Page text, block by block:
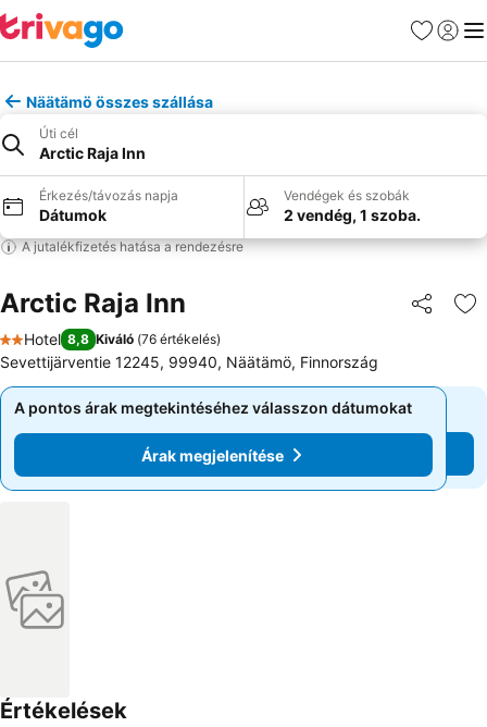
Kedvencek
Näätämö összes szállása
Úti cél
Arctic Raja Inn
Érkezés/távozás napja
Dátumok
Vendégek és szobák
2 vendég, 1 szoba.
A jutalékfizetés hatása a rendezésre
Arctic Raja Inn
2 Kategória
Hotel 8,8 Kiváló (76 értékelés)
Sevettijärventie 12245, 99940, Näätämö, Finnország
A pontos árak megtekintéséhez válasszon dátumokat
Árak megjelenítése
A pontos árak megtekintéséhez válasszon dátumokat
Árak megjelenítése
Értékelések